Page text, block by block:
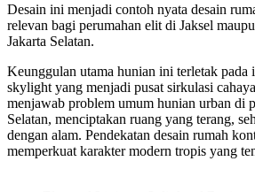
Desain ini menjadi contoh nyata desain
relevan bagi perumahan elit di Jaksel
Jakarta Selatan.
Keunggulan utama hunian ini terletak pada
skylight yang menjadi pusat sirkulasi
menjawab problem umum hunian urban di
Selatan, menciptakan ruang yang terang,
dengan alam. Pendekatan desain rumah
memperkuat karakter modern tropis yang